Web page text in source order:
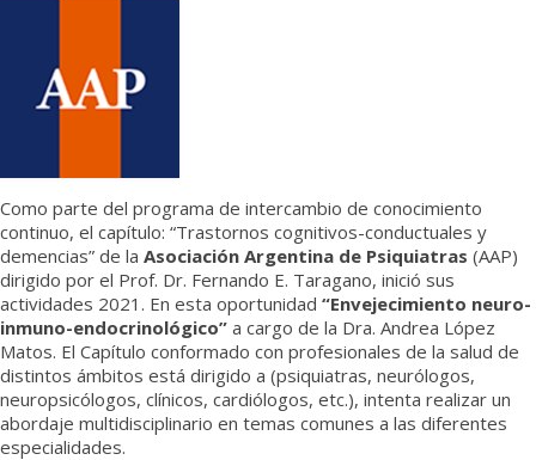
Como parte del programa de intercambio de conocimiento
continuo, el capítulo: “Trastornos cognitivos-conductuales y
demencias” de la Asociación Argentina de Psiquiatras (AAP)
dirigido por el Prof. Dr. Fernando E. Taragano, inició sus
actividades 2021. En esta oportunidad “Envejecimiento neuro-
inmuno-endocrinológico” a cargo de la Dra. Andrea López
Matos. El Capítulo conformado con profesionales de la salud de
distintos ámbitos está dirigido a (psiquiatras, neurólogos,
neuropsicólogos, clínicos, cardiólogos, etc.), intenta realizar un
abordaje multidisciplinario en temas comunes a las diferentes
especialidades.